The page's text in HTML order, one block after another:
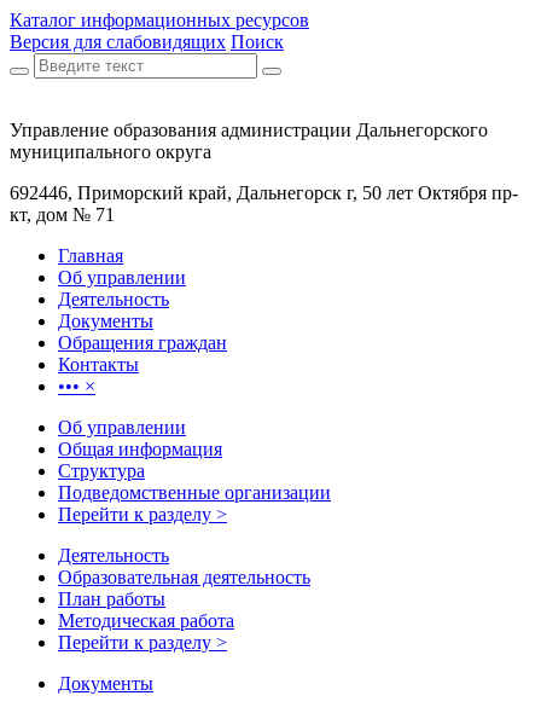
Каталог информационных ресурсов
Версия для слабовидящих Поиск
Управление образования администрации Дальнегорского
муниципального округа
692446, Приморский край, Дальнегорск г, 50 лет Октября пр-
кт, дом № 71
Главная
Об управлении
Деятельность
Документы
Обращения граждан
Контакты
••• ×
Об управлении
Общая информация
Структура
Подведомственные организации
Перейти к разделу >
Деятельность
Образовательная деятельность
План работы
Методическая работа
Перейти к разделу >
Документы